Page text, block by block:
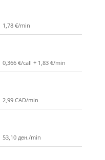
1,78 €/min
0,366 €/call + 1,83 €/min
2,99 CAD/min
53,10 ден./min